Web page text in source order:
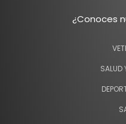
¿Conoces
SALUD